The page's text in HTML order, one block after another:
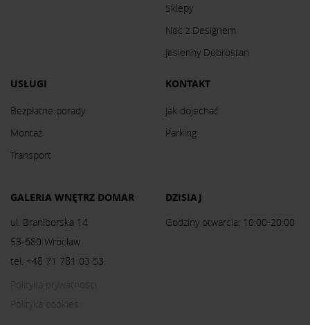
Sklepy
Noc z Designem
Jesienny Dobrostan
USŁUGI
Bezpłatne porady
Montaż
Transport
KONTAKT
Jak dojechać
Parking
GALERIA WNĘTRZ DOMAR
ul. Braniborska 14
53-680 Wrocław
tel. +48 71 781 03 53
DZISIAJ
Godziny otwarcia: 10:00-20:00